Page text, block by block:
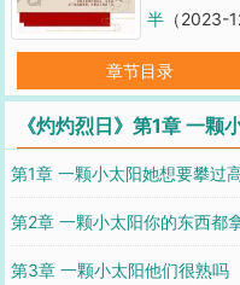
半（2023-
章节目录
《灼灼烈日》第1章 一
第1章 一颗小太阳她想要攀过
第2章 一颗小太阳你的东西都
第3章 一颗小太阳他们很熟吗